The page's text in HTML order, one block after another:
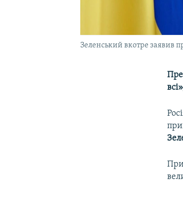
Зеленський вкотре заявив
При